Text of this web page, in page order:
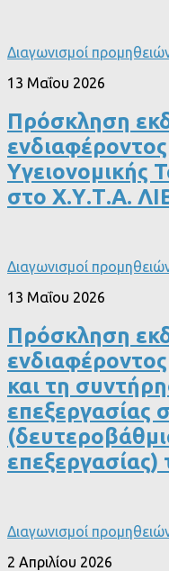
Διαγωνισμοί
13 Μαΐου 2026
Πρόσκληση
Υγειονομικής
στο Χ.Υ.Τ.Α.
Διαγωνισμοί
13 Μαΐου 2026
Πρόσκληση
και τη
επεξεργασίας
Διαγωνισμοί
2 Απριλίου 2026